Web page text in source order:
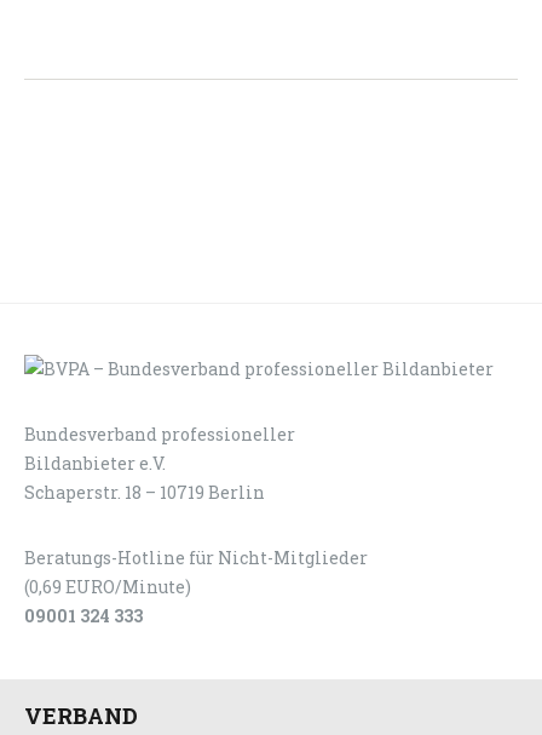
Bundesverband professioneller
Bildanbieter e.V.
Schaperstr. 18 – 10719 Berlin
Beratungs-Hotline für Nicht-Mitglieder
(0,69 EURO/Minute)
09001 324 333
VERBAND